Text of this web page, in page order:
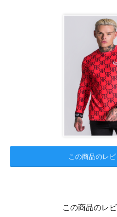
この商品のレ
この商品のレ